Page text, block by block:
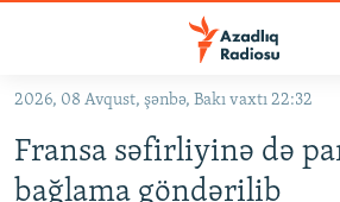
Əsas
qayıt
Əsas
2026, 08 Avqust, şənbə, Bakı vaxtı 22:32
Fransa səfirliyinə də
bağlama göndərilib